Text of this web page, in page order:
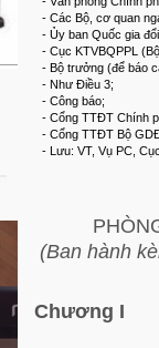
- Các Bộ, cơ quan
- Ủy ban Quốc gia
- Cục KTVBQPPL
- Bộ trưởng (để báo
- Như Điều 3;
- Công báo;
- Cổng TTĐT Chính
- Cổng TTĐT Bộ
- Lưu: VT, Vụ PC,
(Ban hành
Chương I